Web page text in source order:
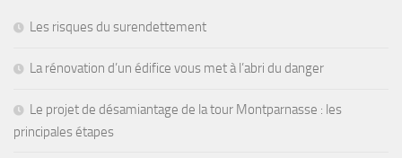
Les risques du surendettement
La rénovation d’un édifice vous met à l’abri du danger
Le projet de désamiantage de la tour Montparnasse : les
principales étapes